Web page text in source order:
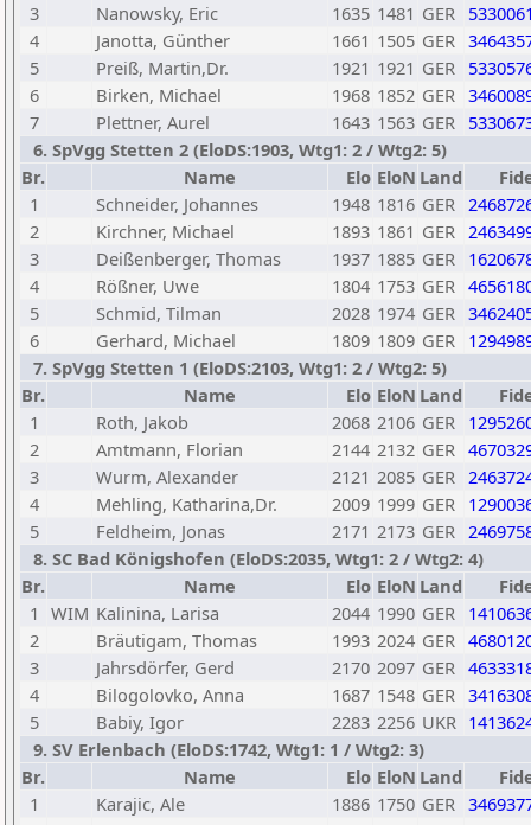
3
Nanowsky, Eric 1635 1481 GER
4
Janotta, Günther 1661 1505 GER
5
Preiß, Martin,Dr. 1921 1921 GER
6
Birken, Michael 1968 1852 GER
7
Plettner, Aurel 1643 1563 GER
6. SpVgg Stetten 2 (EloDS:1903, Wtg1: 2 / Wtg2: 5)
Br.
Name Elo EloN Land
1
Schneider, Johannes 1948 1816 GER
2
Kirchner, Michael 1893 1861 GER
3
Deißenberger, Thomas 1937 1885 GER
4
Rößner, Uwe 1804 1753 GER
5
Schmid, Tilman 2028 1974 GER
6
Gerhard, Michael 1809 1809 GER
7. SpVgg Stetten 1 (EloDS:2103, Wtg1: 2 / Wtg2: 5)
Br.
Name Elo EloN Land
1
Roth, Jakob 2068 2106 GER
2
Amtmann, Florian 2144 2132 GER
3
Wurm, Alexander 2121 2085 GER
4
Mehling, Katharina,Dr. 2009 1999 GER
5
Feldheim, Jonas 2171 2173 GER
8. SC Bad Königshofen (EloDS:2035, Wtg1: 2 / Wtg2: 4)
Br.
Name Elo EloN Land
1 WIM Kalinina, Larisa 2044 1990 GER
2
Bräutigam, Thomas 1993 2024 GER
3
Jahrsdörfer, Gerd 2170 2097 GER
4
Bilogolovko, Anna 1687 1548 GER
5
Babiy, Igor 2283 2256 UKR
9. SV Erlenbach (EloDS:1742, Wtg1: 1 / Wtg2: 3)
Br.
Name Elo EloN Land
1
Karajic, Ale 1886 1750 GER